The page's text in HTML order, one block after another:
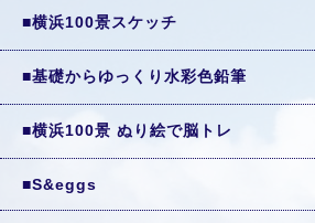
■横浜100景スケッチ
■基礎からゆっくり水彩色鉛筆
■横浜100景 ぬり絵で脳トレ
■S&eggs